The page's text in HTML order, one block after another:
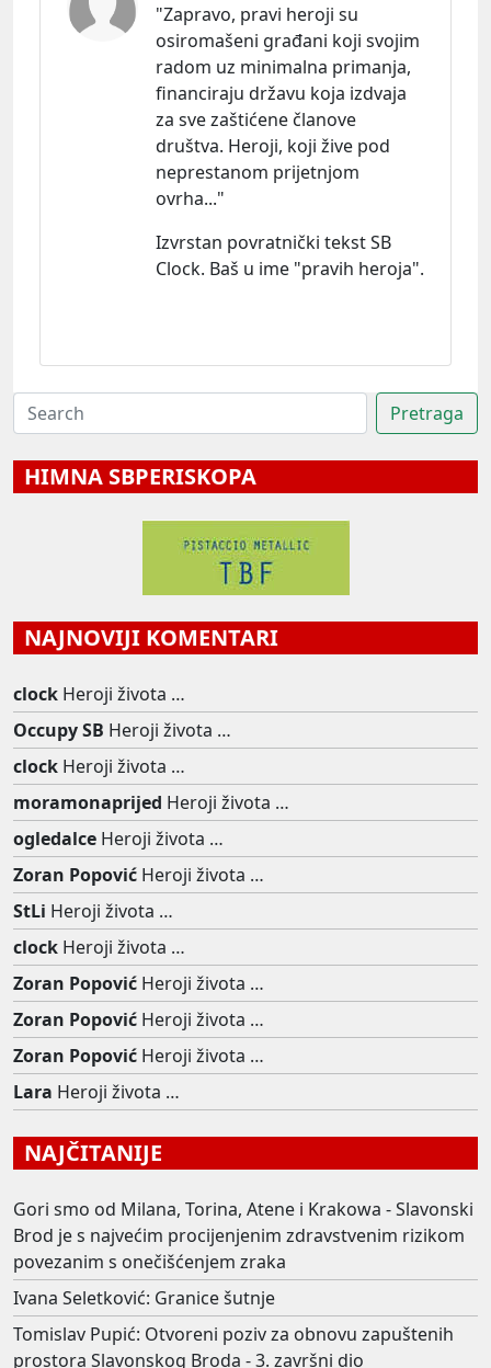
"Zapravo, pravi heroji su
osiromašeni građani koji svojim
radom uz minimalna primanja,
financiraju državu koja izdvaja
za sve zaštićene članove
društva. Heroji, koji žive pod
neprestanom prijetnjom
ovrha..."
Izvrstan povratnički tekst SB
Clock. Baš u ime "pravih heroja".
HIMNA SBPERISKOPA
NAJNOVIJI KOMENTARI
clock Heroji života …
Occupy SB Heroji života …
clock Heroji života …
moramonaprijed Heroji života …
ogledalce Heroji života …
Zoran Popović Heroji života …
StLi Heroji života …
clock Heroji života …
Zoran Popović Heroji života …
Zoran Popović Heroji života …
Zoran Popović Heroji života …
Lara Heroji života …
NAJČITANIJE
Gori smo od Milana, Torina, Atene i Krakowa - Slavonski
Brod je s najvećim procijenjenim zdravstvenim rizikom
povezanim s onečišćenjem zraka
Ivana Seletković: Granice šutnje
Tomislav Pupić: Otvoreni poziv za obnovu zapuštenih
prostora Slavonskog Broda - 3. završni dio